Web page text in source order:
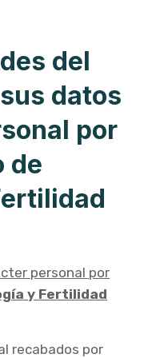
del
datos
por
de
personal por
y Fertilidad
recabados por